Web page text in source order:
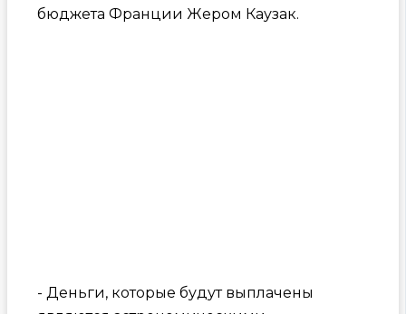
бюджета Франции Жером Каузак.
- Деньги, которые будут выплачены